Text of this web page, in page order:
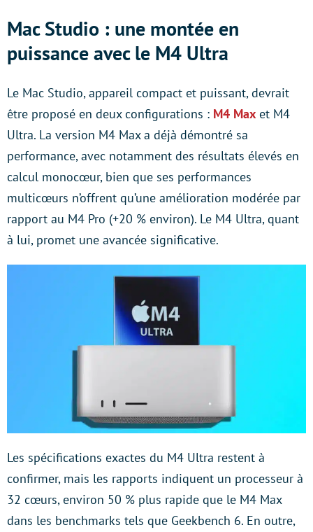
Mac Studio : une montée en
puissance avec le M4 Ultra
Le Mac Studio, appareil compact et puissant, devrait
être proposé en deux configurations : M4 Max et M4
Ultra. La version M4 Max a déjà démontré sa
performance, avec notamment des résultats élevés en
calcul monocœur, bien que ses performances
multicœurs n’offrent qu’une amélioration modérée par
rapport au M4 Pro (+20 % environ). Le M4 Ultra, quant
à lui, promet une avancée significative.
Les spécifications exactes du M4 Ultra restent à
confirmer, mais les rapports indiquent un processeur à
32 cœurs, environ 50 % plus rapide que le M4 Max
dans les benchmarks tels que Geekbench 6. En outre,